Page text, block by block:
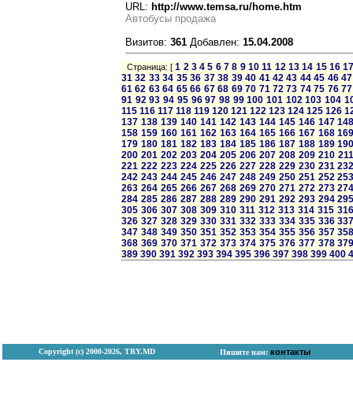
URL: http://www.temsa.ru/home.htm
Автобусы продажа
Визитов: 361 Добавлен: 15.04.2008
Страница: [1 2 3 4 5 6 7 8 9 10 11 12 13 14 15 16
31 32 33 34 35 36 37 38 39 40 41 42 43 44 45 46 47
61 62 63 64 65 66 67 68 69 70 71 72 73 74 75 76 77
91 92 93 94 95 96 97 98 99 100 101 102 103 104
115 116 117 118 119 120 121 122 123 124 125 126
137 138 139 140 141 142 143 144 145 146 147
158 159 160 161 162 163 164 165 166 167 168
179 180 181 182 183 184 185 186 187 188 189
200 201 202 203 204 205 206 207 208 209 210 211
221 222 223 224 225 226 227 228 229 230 231
242 243 244 245 246 247 248 249 250 251 252
263 264 265 266 267 268 269 270 271 272 273
284 285 286 287 288 289 290 291 292 293 294
305 306 307 308 309 310 311 312 313 314 315 316
326 327 328 329 330 331 332 333 334 335 336
347 348 349 350 351 352 353 354 355 356 357
368 369 370 371 372 373 374 375 376 377 378
389 390 391 392 393 394 395 396 397 398 399 400
Copyright (с) 2000-2026, TRY.MD Пишите нам: контакты